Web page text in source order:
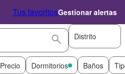
Tus favoritosGestionar alertas
Distrito
Precio Dormitorios Baños